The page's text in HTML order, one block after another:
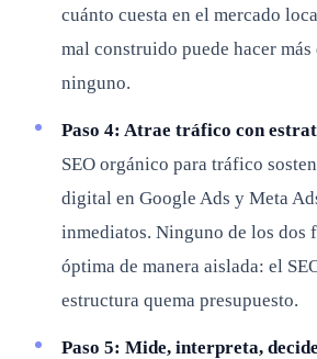
cuánto cuesta en el mercado
mal construido puede hacer
ninguno.
Paso 4: Atrae tráfico con
SEO orgánico para tráfico
digital en Google Ads y Meta
inmediatos. Ninguno de los dos
óptima de manera aislada: el
estructura quema presupuesto.
Paso 5: Mide, interpreta,